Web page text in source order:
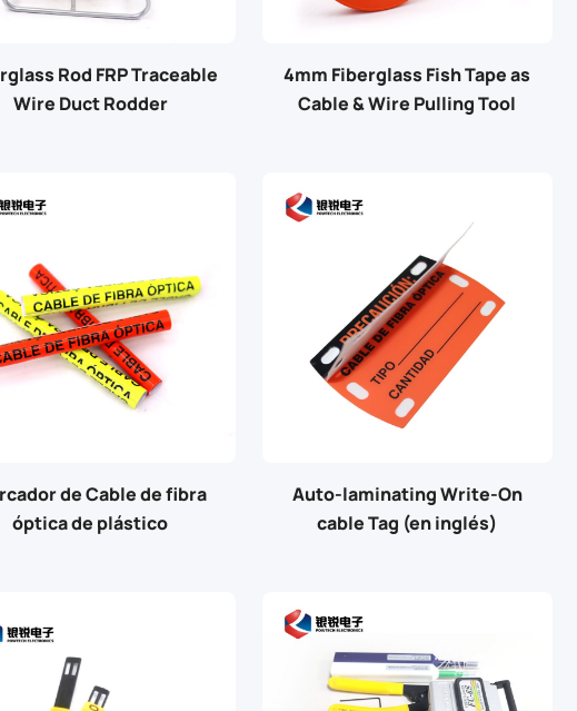
Rod FRP Traceable
Wire Duct Rodder
4mm Fiberglass Fish Tape as
Cable & Wire Pulling Tool
de Cable de fibra
óptica de plástico
Auto-laminating Write-On
cable Tag (en inglés)